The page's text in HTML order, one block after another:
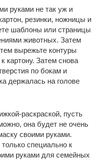
руками не так уж и
резинки, ножницы и
шаблоны или страницы
животных. Затем
вырежьте контуры
картону. Затем снова
по бокам и
держалась на голове
раскраской, пусть
она будет не очень
своими руками.
специально к
руками для семейных